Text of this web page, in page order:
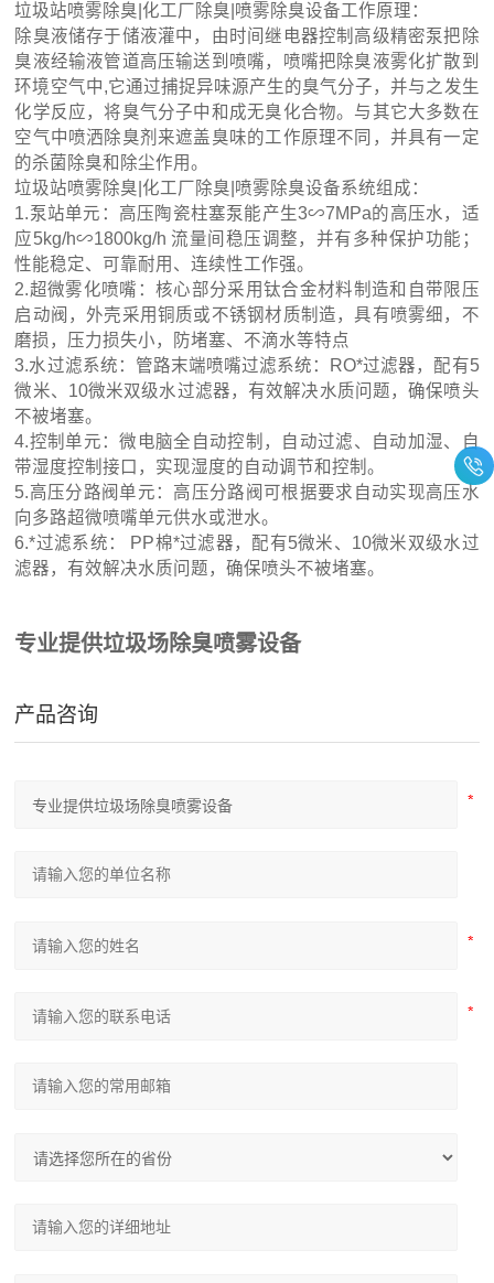
垃圾站喷雾除臭|化工厂除臭|喷雾除臭设备工作原理：
除臭液储存于储液灌中，由时间继电器控制高级精密泵把除
臭液经输液管道高压输送到喷嘴，喷嘴把除臭液雾化扩散到
环境空气中,它通过捕捉异味源产生的臭气分子，并与之发生
化学反应，将臭气分子中和成无臭化合物。与其它大多数在
空气中喷洒除臭剂来遮盖臭味的工作原理不同，并具有一定
的杀菌除臭和除尘作用。
垃圾站喷雾除臭|化工厂除臭|喷雾除臭设备系统组成：
1.泵站单元：高压陶瓷柱塞泵能产生3∽7MPa的高压水，适
应5kg/h∽1800kg/h 流量间稳压调整，并有多种保护功能；
性能稳定、可靠耐用、连续性工作强。
2.超微雾化喷嘴：核心部分采用钛合金材料制造和自带限压
启动阀，外壳采用铜质或不锈钢材质制造，具有喷雾细，不
磨损，压力损失小，防堵塞、不滴水等特点
3.水过滤系统：管路末端喷嘴过滤系统：RO*过滤器，配有5
微米、10微米双级水过滤器，有效解决水质问题，确保喷头
不被堵塞。
4.控制单元：微电脑全自动控制，自动过滤、自动加湿、自
带湿度控制接口，实现湿度的自动调节和控制。
5.高压分路阀单元：高压分路阀可根据要求自动实现高压水
向多路超微喷嘴单元供水或泄水。
6.*过滤系统： PP棉*过滤器，配有5微米、10微米双级水过
滤器，有效解决水质问题，确保喷头不被堵塞。
专业提供垃圾场除臭喷雾设备
产品咨询